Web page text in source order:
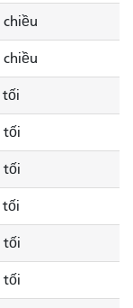
chiều
chiều
tối
tối
tối
tối
tối
tối